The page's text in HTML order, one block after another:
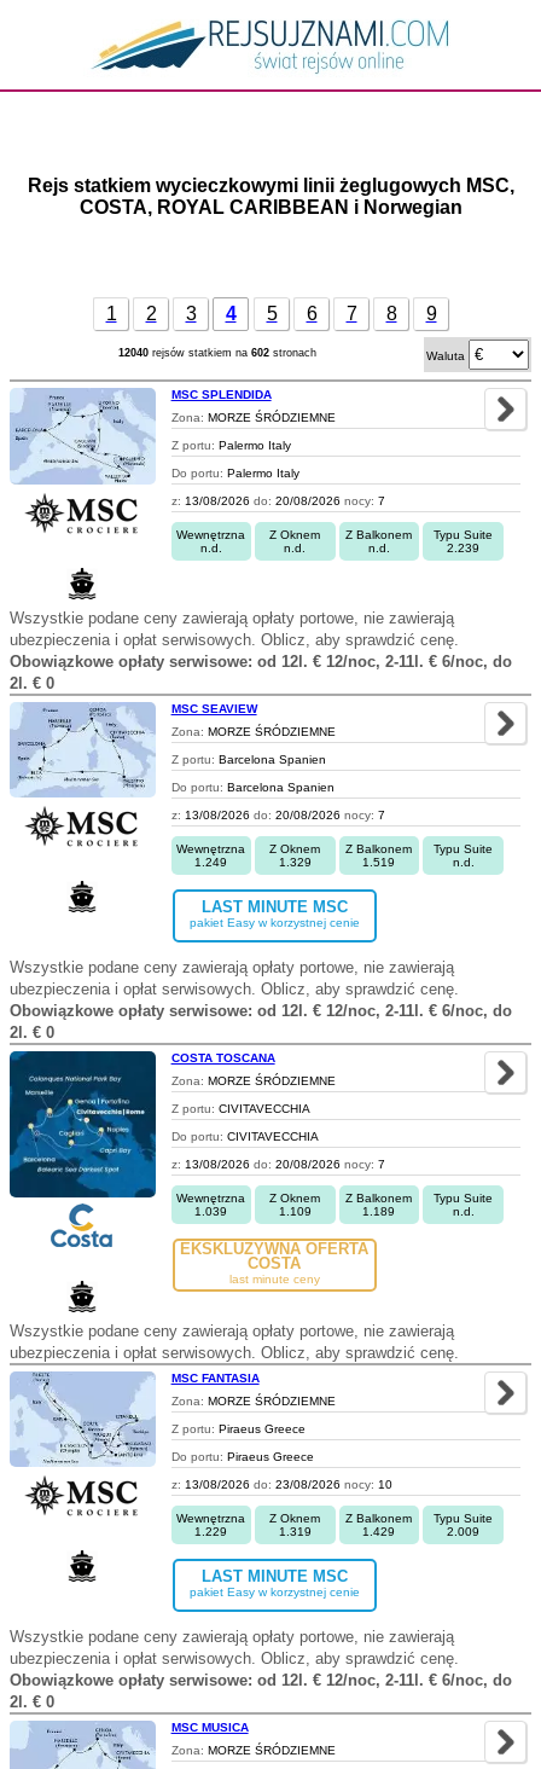
Rejs statkiem wycieczkowymi linii żeglugowych MSC,
COSTA, ROYAL CARIBBEAN i Norwegian
1 2 3 4 5 6 7 8 9
12040rejsów statkiem na 602stronach Waluta
MSC SPLENDIDA
Zona: MORZE ŚRÓDZIEMNE
Z portu: Palermo Italy
Do portu: Palermo Italy
z: 13/08/2026 do: 20/08/2026 nocy: 7
Wewnętrzna
n.d.
Z Oknem
n.d.
Z Balkonem
n.d.
Typu Suite
2.239
Wszystkie podane ceny zawierają opłaty portowe, nie zawierają
ubezpieczenia i opłat serwisowych. Oblicz, aby sprawdzić cenę.
Obowiązkowe opłaty serwisowe: od 12l. € 12/noc, 2-11l. € 6/noc, do
2l. € 0
MSC SEAVIEW
Zona: MORZE ŚRÓDZIEMNE
Z portu: Barcelona Spanien
Do portu: Barcelona Spanien
z: 13/08/2026 do: 20/08/2026 nocy: 7
Wewnętrzna
1.249
Z Oknem
1.329
Z Balkonem
1.519
Typu Suite
n.d.
LAST MINUTE MSC
pakiet Easy w korzystnej cenie
Wszystkie podane ceny zawierają opłaty portowe, nie zawierają
ubezpieczenia i opłat serwisowych. Oblicz, aby sprawdzić cenę.
Obowiązkowe opłaty serwisowe: od 12l. € 12/noc, 2-11l. € 6/noc, do
2l. € 0
COSTA TOSCANA
Zona: MORZE ŚRÓDZIEMNE
Z portu: CIVITAVECCHIA
Do portu: CIVITAVECCHIA
z: 13/08/2026 do: 20/08/2026 nocy: 7
Wewnętrzna
1.039
Z Oknem
1.109
Z Balkonem
1.189
Typu Suite
n.d.
EKSKLUZYWNA OFERTA
COSTA
last minute ceny
Wszystkie podane ceny zawierają opłaty portowe, nie zawierają
ubezpieczenia i opłat serwisowych. Oblicz, aby sprawdzić cenę.
MSC FANTASIA
Zona: MORZE ŚRÓDZIEMNE
Z portu: Piraeus Greece
Do portu: Piraeus Greece
z: 13/08/2026 do: 23/08/2026 nocy: 10
Wewnętrzna
1.229
Z Oknem
1.319
Z Balkonem
1.429
Typu Suite
2.009
LAST MINUTE MSC
pakiet Easy w korzystnej cenie
Wszystkie podane ceny zawierają opłaty portowe, nie zawierają
ubezpieczenia i opłat serwisowych. Oblicz, aby sprawdzić cenę.
Obowiązkowe opłaty serwisowe: od 12l. € 12/noc, 2-11l. € 6/noc, do
2l. € 0
MSC MUSICA
Zona: MORZE ŚRÓDZIEMNE